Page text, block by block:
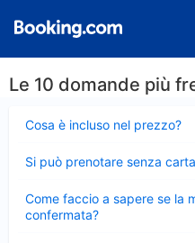
Le 10 domande più
Cosa è incluso nel prezzo?
chiuso
Si può prenotare senza
chiuso
Come faccio a sapere se la
confermata?
chiuso